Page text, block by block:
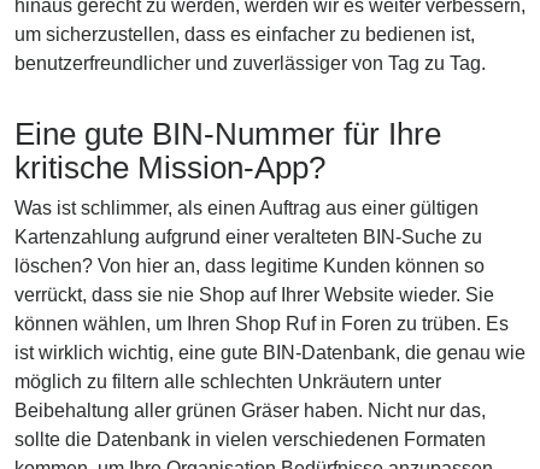
hinaus gerecht zu werden, werden wir es weiter verbessern,
um sicherzustellen, dass es einfacher zu bedienen ist,
benutzerfreundlicher und zuverlässiger von Tag zu Tag.
Eine gute BIN-Nummer für Ihre
kritische Mission-App?
Was ist schlimmer, als einen Auftrag aus einer gültigen
Kartenzahlung aufgrund einer veralteten BIN-Suche zu
löschen? Von hier an, dass legitime Kunden können so
verrückt, dass sie nie Shop auf Ihrer Website wieder. Sie
können wählen, um Ihren Shop Ruf in Foren zu trüben. Es
ist wirklich wichtig, eine gute BIN-Datenbank, die genau wie
möglich zu filtern alle schlechten Unkräutern unter
Beibehaltung aller grünen Gräser haben. Nicht nur das,
sollte die Datenbank in vielen verschiedenen Formaten